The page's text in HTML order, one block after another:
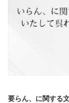
要らん、に関する